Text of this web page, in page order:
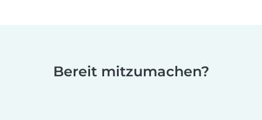
Bereit mitzumachen?